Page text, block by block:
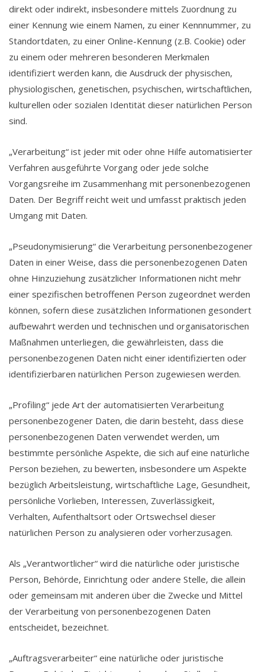
direkt oder indirekt, insbesondere mittels Zuordnung zu
einer Kennung wie einem Namen, zu einer Kennnummer, zu
Standortdaten, zu einer Online-Kennung (z.B. Cookie) oder
zu einem oder mehreren besonderen Merkmalen
identifiziert werden kann, die Ausdruck der physischen,
physiologischen, genetischen, psychischen, wirtschaftlichen,
kulturellen oder sozialen Identität dieser natürlichen Person
sind.
„Verarbeitung“ ist jeder mit oder ohne Hilfe automatisierter
Verfahren ausgeführte Vorgang oder jede solche
Vorgangsreihe im Zusammenhang mit personenbezogenen
Daten. Der Begriff reicht weit und umfasst praktisch jeden
Umgang mit Daten.
„Pseudonymisierung“ die Verarbeitung personenbezogener
Daten in einer Weise, dass die personenbezogenen Daten
ohne Hinzuziehung zusätzlicher Informationen nicht mehr
einer spezifischen betroffenen Person zugeordnet werden
können, sofern diese zusätzlichen Informationen gesondert
aufbewahrt werden und technischen und organisatorischen
Maßnahmen unterliegen, die gewährleisten, dass die
personenbezogenen Daten nicht einer identifizierten oder
identifizierbaren natürlichen Person zugewiesen werden.
„Profiling“ jede Art der automatisierten Verarbeitung
personenbezogener Daten, die darin besteht, dass diese
personenbezogenen Daten verwendet werden, um
bestimmte persönliche Aspekte, die sich auf eine natürliche
Person beziehen, zu bewerten, insbesondere um Aspekte
bezüglich Arbeitsleistung, wirtschaftliche Lage, Gesundheit,
persönliche Vorlieben, Interessen, Zuverlässigkeit,
Verhalten, Aufenthaltsort oder Ortswechsel dieser
natürlichen Person zu analysieren oder vorherzusagen.
Als „Verantwortlicher“ wird die natürliche oder juristische
Person, Behörde, Einrichtung oder andere Stelle, die allein
oder gemeinsam mit anderen über die Zwecke und Mittel
der Verarbeitung von personenbezogenen Daten
entscheidet, bezeichnet.
„Auftragsverarbeiter“ eine natürliche oder juristische